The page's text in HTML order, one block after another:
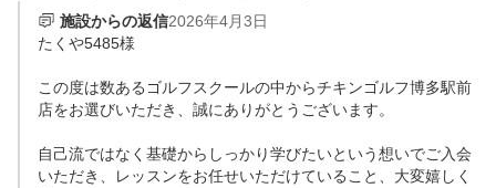
施設からの返信2026年4月3日
たくや5485様
この度は数あるゴルフスクールの中からチキンゴルフ博多駅前
店をお選びいただき、誠にありがとうございます。
自己流ではなく基礎からしっかり学びたいという想いでご入会
いただき、レッスンをお任せいただけていること、大変嬉しく